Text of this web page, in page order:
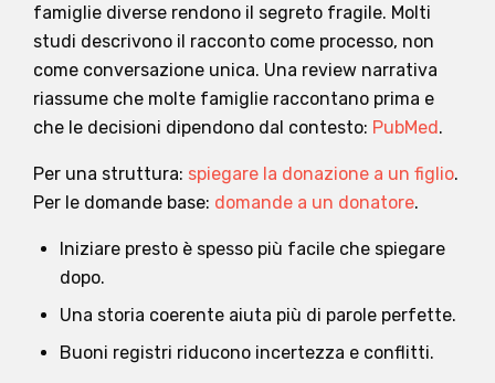
famiglie diverse rendono il segreto fragile. Molti
studi descrivono il racconto come processo, non
come conversazione unica. Una review narrativa
riassume che molte famiglie raccontano prima e
che le decisioni dipendono dal contesto: PubMed.
Per una struttura: spiegare la donazione a un figlio.
Per le domande base: domande a un donatore.
Iniziare presto è spesso più facile che spiegare
dopo.
Una storia coerente aiuta più di parole perfette.
Buoni registri riducono incertezza e conflitti.